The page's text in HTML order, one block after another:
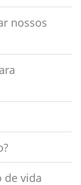
nossos
de vida